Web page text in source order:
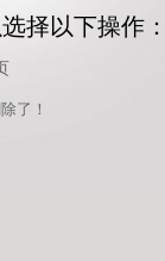
择以下操作
了！